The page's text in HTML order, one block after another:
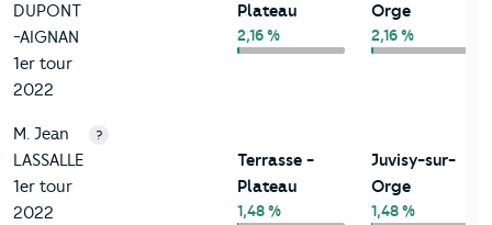
DUPONT
-AIGNAN
1er tour
2022
Plateau
2,16 %
Orge
2,16 %
M. Jean
LASSALLE
1er tour
2022
?
Terrasse -
Plateau
1,48 %
Juvisy-sur-
Orge
1,48 %